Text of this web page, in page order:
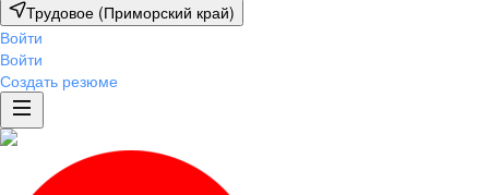
Трудовое (Приморский край)
Войти
Войти
Создать резюме